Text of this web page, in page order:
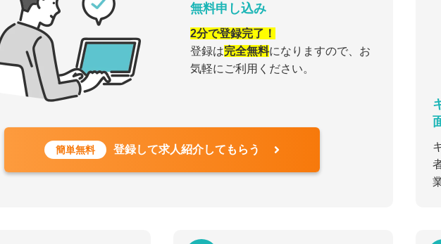
無料申し込み
2分で登録完了！
登録は完全無料になりますので、お
気軽にご利用ください。
簡単無料 登録して求人紹介してもらう